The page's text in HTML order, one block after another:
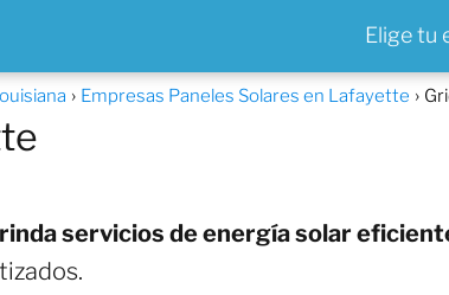
Elige tu
Empresas Paneles Solares en Lafayette
servicios de energía solar